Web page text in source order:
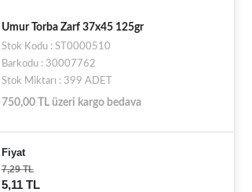
Umur Torba Zarf 37x45 125gr
Stok Kodu : ST0000510
Barkodu : 30007762
Stok Miktarı : 399 ADET
750,00 TL üzeri kargo bedava
Fiyat
7,29 TL
5,11 TL